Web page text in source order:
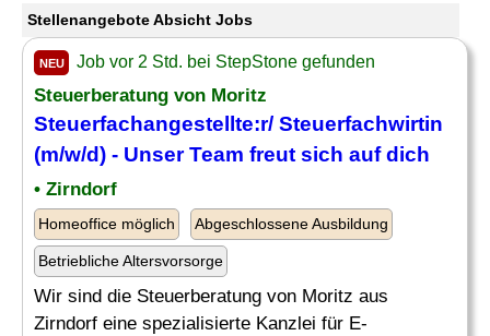
Stellenangebote Absicht Jobs
NEU Job vor 2 Std. bei StepStone gefunden
Steuerberatung von Moritz
Steuerfachangestellte:r/ Steuerfachwirtin
(m/w/d) - Unser Team freut sich auf dich
• Zirndorf
Homeoffice möglich Abgeschlossene Ausbildung
Betriebliche Altersvorsorge
Wir sind die Steuerberatung von Moritz aus
Zirndorf eine spezialisierte Kanzlei für E-